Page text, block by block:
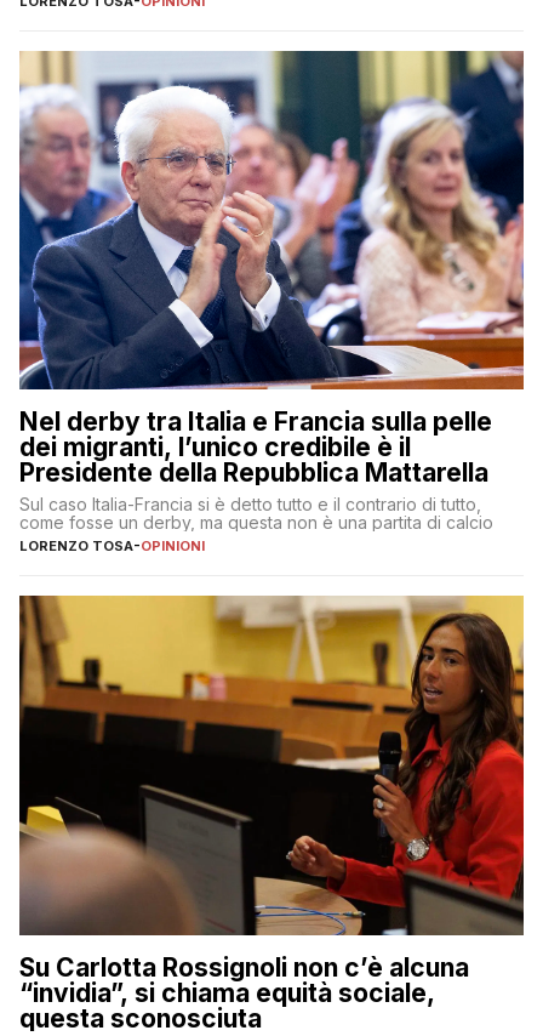
Nel derby tra Italia e Francia sulla pelle
dei migranti, l’unico credibile è il
Presidente della Repubblica Mattarella
Sul caso Italia-Francia si è detto tutto e il contrario di tutto,
come fosse un derby, ma questa non è una partita di calcio
LORENZO TOSA-OPINIONI
Su Carlotta Rossignoli non c’è alcuna
“invidia”, si chiama equità sociale,
questa sconosciuta